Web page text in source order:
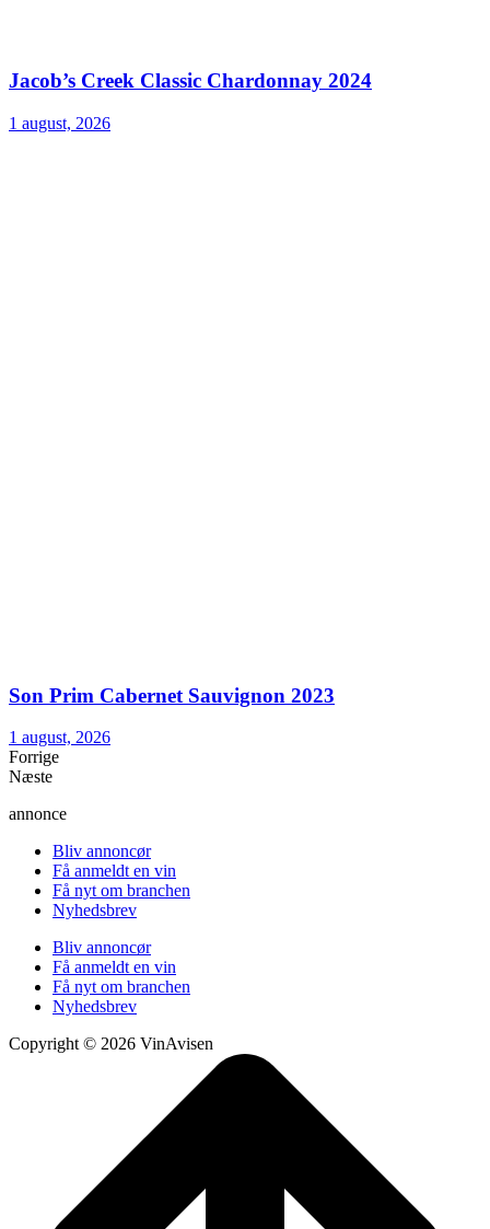
Jacob’s Creek Classic Chardonnay 2024
1 august, 2026
Son Prim Cabernet Sauvignon 2023
1 august, 2026
Forrige
Næste
annonce
Bliv annoncør
Få anmeldt en vin
Få nyt om branchen
Nyhedsbrev
Bliv annoncør
Få anmeldt en vin
Få nyt om branchen
Nyhedsbrev
Copyright © 2026 VinAvisen